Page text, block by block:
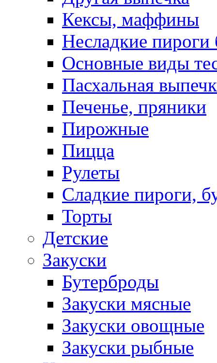
Кексы, маффины
Несладкие пироги
Основные виды
Пасхальная
Печенье, пряники
Пирожные
Пицца
Рулеты
Сладкие пироги,
Торты
Детские
Закуски
Бутерброды
Закуски мясные
Закуски овощные
Закуски рыбные